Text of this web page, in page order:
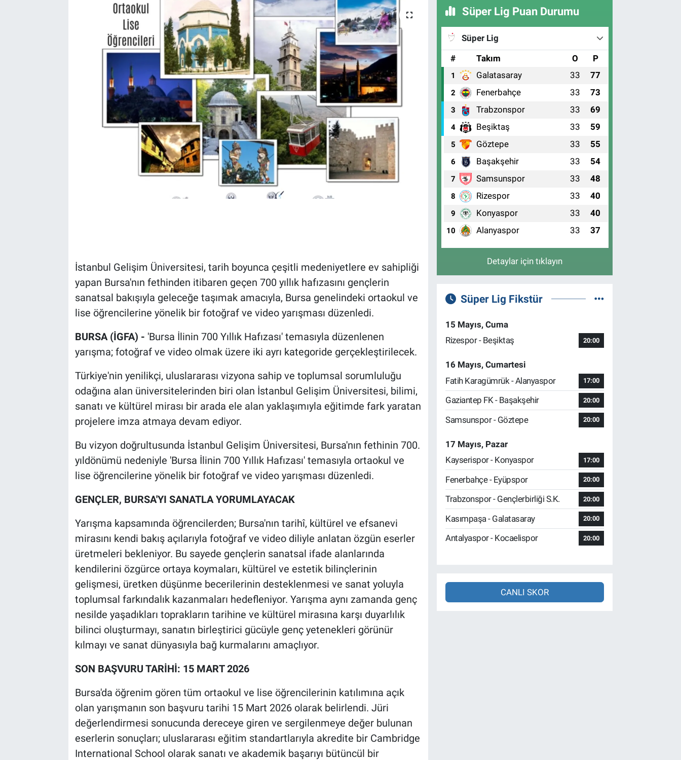
İstanbul Gelişim Üniversitesi, tarih boyunca çeşitli medeniyetlere ev sahipliği
yapan Bursa'nın fethinden itibaren geçen 700 yıllık hafızasını gençlerin
sanatsal bakışıyla geleceğe taşımak amacıyla, Bursa genelindeki ortaokul ve
lise öğrencilerine yönelik bir fotoğraf ve video yarışması düzenledi.
BURSA (İGFA) - 'Bursa İlinin 700 Yıllık Hafızası' temasıyla düzenlenen
yarışma; fotoğraf ve video olmak üzere iki ayrı kategoride gerçekleştirilecek.
Türkiye'nin yenilikçi, uluslararası vizyona sahip ve toplumsal sorumluluğu
odağına alan üniversitelerinden biri olan İstanbul Gelişim Üniversitesi, bilimi,
sanatı ve kültürel mirası bir arada ele alan yaklaşımıyla eğitimde fark yaratan
projelere imza atmaya devam ediyor.
Bu vizyon doğrultusunda İstanbul Gelişim Üniversitesi, Bursa'nın fethinin 700.
yıldönümü nedeniyle 'Bursa İlinin 700 Yıllık Hafızası' temasıyla ortaokul ve
lise öğrencilerine yönelik bir fotoğraf ve video yarışması düzenledi.
GENÇLER, BURSA'YI SANATLA YORUMLAYACAK
Yarışma kapsamında öğrencilerden; Bursa'nın tarihî, kültürel ve efsanevi
mirasını kendi bakış açılarıyla fotoğraf ve video diliyle anlatan özgün eserler
üretmeleri bekleniyor. Bu sayede gençlerin sanatsal ifade alanlarında
kendilerini özgürce ortaya koymaları, kültürel ve estetik bilinçlerinin
gelişmesi, üretken düşünme becerilerinin desteklenmesi ve sanat yoluyla
toplumsal farkındalık kazanmaları hedefleniyor. Yarışma aynı zamanda genç
nesilde yaşadıkları toprakların tarihine ve kültürel mirasına karşı duyarlılık
bilinci oluşturmayı, sanatın birleştirici gücüyle genç yetenekleri görünür
kılmayı ve sanat dünyasıyla bağ kurmalarını amaçlıyor.
SON BAŞVURU TARİHİ: 15 MART 2026
Bursa'da öğrenim gören tüm ortaokul ve lise öğrencilerinin katılımına açık
olan yarışmanın son başvuru tarihi 15 Mart 2026 olarak belirlendi. Jüri
değerlendirmesi sonucunda dereceye giren ve sergilenmeye değer bulunan
eserlerin sonuçları; uluslararası eğitim standartlarıyla akredite bir Cambridge
International School olarak sanatı ve akademik başarıyı bütüncül bir
Süper Lig Puan Durumu
Süper Lig
#
Takım O P
1 Galatasaray 33 77
2 Fenerbahçe 33 73
3 Trabzonspor 33 69
4 Beşiktaş 33 59
5 Göztepe 33 55
6 Başakşehir 33 54
7 Samsunspor 33 48
8 Rizespor 33 40
9 Konyaspor 33 40
10 Alanyaspor 33 37
Detaylar için tıklayın
Süper Lig Fikstür
15 Mayıs, Cuma
Rizespor - Beşiktaş
20:00
16 Mayıs, Cumartesi
Fatih Karagümrük - Alanyaspor
17:00
Gaziantep FK - Başakşehir 20:00
Samsunspor - Göztepe 20:00
17 Mayıs, Pazar
Kayserispor - Konyaspor
17:00
Fenerbahçe - Eyüpspor 20:00
Trabzonspor - Gençlerbirliği S.K. 20:00
Kasımpaşa - Galatasaray 20:00
Antalyaspor - Kocaelispor 20:00
CANLI SKOR